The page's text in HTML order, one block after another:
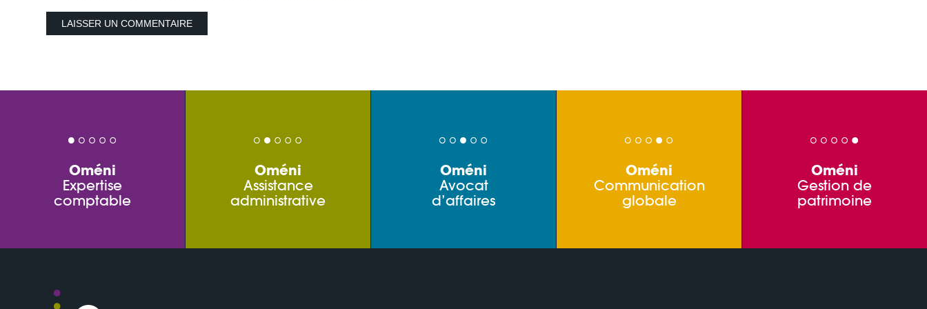
Oméni
Expertise
comptable
Oméni
Assistance
administrative
Oméni
Avocat
d’affaires
Oméni
Communication
globale
Oméni
Gestion de
patrimoine